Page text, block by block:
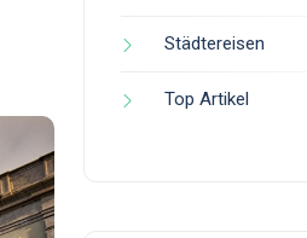
Städtereisen
Top Artikel